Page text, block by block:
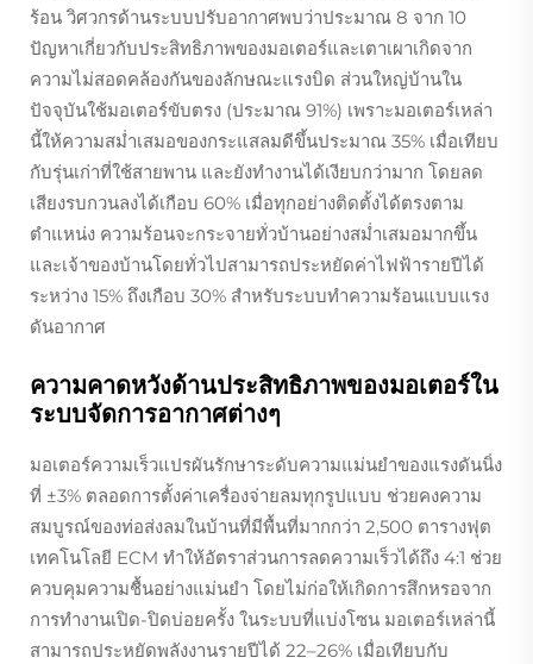
ร้อน วิศวกรด้านระบบปรับอากาศพบว่าประมาณ 8 จาก 10
ปัญหาเกี่ยวกับประสิทธิภาพของมอเตอร์และเตาเผาเกิดจาก
ความไม่สอดคล้องกันของลักษณะแรงบิด ส่วนใหญ่บ้านใน
ปัจจุบันใช้มอเตอร์ขับตรง (ประมาณ 91%) เพราะมอเตอร์เหล่า
นี้ให้ความสม่ำเสมอของกระแสลมดีขึ้นประมาณ 35% เมื่อเทียบ
กับรุ่นเก่าที่ใช้สายพาน และยังทำงานได้เงียบกว่ามาก โดยลด
เสียงรบกวนลงได้เกือบ 60% เมื่อทุกอย่างติดตั้งได้ตรงตาม
ตำแหน่ง ความร้อนจะกระจายทั่วบ้านอย่างสม่ำเสมอมากขึ้น
และเจ้าของบ้านโดยทั่วไปสามารถประหยัดค่าไฟฟ้ารายปีได้
ระหว่าง 15% ถึงเกือบ 30% สำหรับระบบทำความร้อนแบบแรง
ดันอากาศ
ความคาดหวังด้านประสิทธิภาพของมอเตอร์ใน
ระบบจัดการอากาศต่างๆ
มอเตอร์ความเร็วแปรผันรักษาระดับความแม่นยำของแรงดันนิ่ง
ที่ ±3% ตลอดการตั้งค่าเครื่องจ่ายลมทุกรูปแบบ ช่วยคงความ
สมบูรณ์ของท่อส่งลมในบ้านที่มีพื้นที่มากกว่า 2,500 ตารางฟุต
เทคโนโลยี ECM ทำให้อัตราส่วนการลดความเร็วได้ถึง 4:1 ช่วย
ควบคุมความชื้นอย่างแม่นยำ โดยไม่ก่อให้เกิดการสึกหรอจาก
การทำงานเปิด-ปิดบ่อยครั้ง ในระบบที่แบ่งโซน มอเตอร์เหล่านี้
สามารถประหยัดพลังงานรายปีได้ 22–26% เมื่อเทียบกับ